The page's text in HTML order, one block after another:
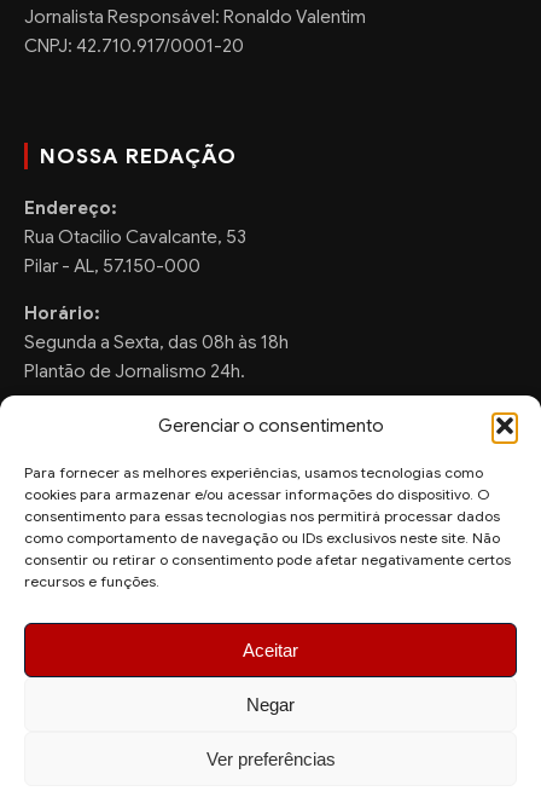
Gerenciar o consentimento
Para fornecer as melhores experiências, usamos tecnologias como
cookies para armazenar e/ou acessar informações do dispositivo. O
consentimento para essas tecnologias nos permitirá processar dados
como comportamento de navegação ou IDs exclusivos neste site. Não
consentir ou retirar o consentimento pode afetar negativamente certos
recursos e funções.
Aceitar
Negar
Ver preferências
Jornalista Responsável: Ronaldo Valentim
CNPJ: 42.710.917/0001-20
NOSSA REDAÇÃO
Endereço:
Rua Otacilio Cavalcante, 53
Pilar - AL, 57.150-000
Horário:
Segunda a Sexta, das 08h às 18h
Plantão de Jornalismo 24h.
FALE CONOSCO
Sugestões de Pauta:
ronaldo.valentim150@gmail.com
© 2026 AquiAgora - Todos os direitos reservados.